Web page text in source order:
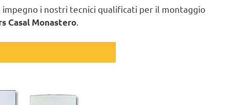
i nostri tecnici qualificati per il montaggio
Casal Monastero.